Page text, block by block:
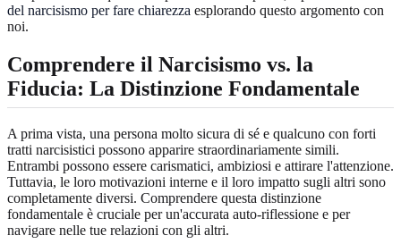
del narcisismo per fare chiarezza esplorando questo argomento con
noi.
Comprendere il Narcisismo vs. la
Fiducia: La Distinzione Fondamentale
A prima vista, una persona molto sicura di sé e qualcuno con forti
tratti narcisistici possono apparire straordinariamente simili.
Entrambi possono essere carismatici, ambiziosi e attirare l'attenzione.
Tuttavia, le loro motivazioni interne e il loro impatto sugli altri sono
completamente diversi. Comprendere questa distinzione
fondamentale è cruciale per un'accurata auto-riflessione e per
navigare nelle tue relazioni con gli altri.